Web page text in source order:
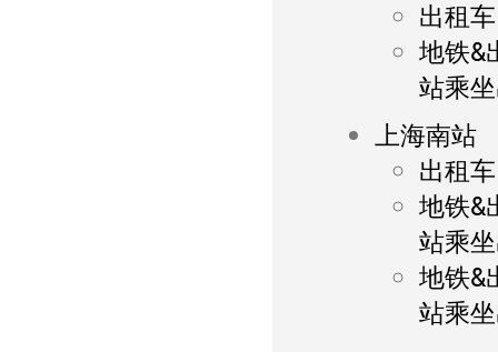
出租
地铁&
站乘
上海南站
出租
地铁&
站乘
地铁&
站乘